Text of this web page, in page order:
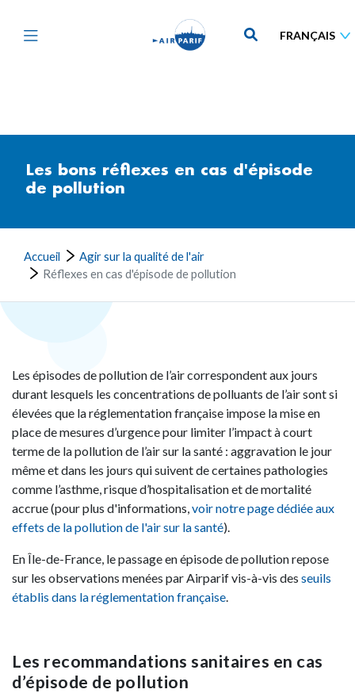
au
contenu
Les bons réflexes en cas d'épisode
de pollution
Accueil
Agir sur la qualité de l'air
Réflexes en cas d'épisode de pollution
Les épisodes de pollution de l’air correspondent aux jours
durant lesquels les concentrations de polluants de l’air sont si
élevées que la réglementation française impose la mise en
place de mesures d’urgence pour limiter l’impact à court
terme de la pollution de l’air sur la santé : aggravation le jour
même et dans les jours qui suivent de certaines pathologies
comme l’asthme, risque d’hospitalisation et de mortalité
accrue (pour plus d'informations,voir notre page dédiée aux
effets de la pollution de l'air sur la santé).
En Île-de-France, le passage en épisode de pollution repose
sur les observations menées par Airparif vis-à-vis des seuils
établis dans la réglementation française.
Les recommandations sanitaires en cas
d’épisode de pollution